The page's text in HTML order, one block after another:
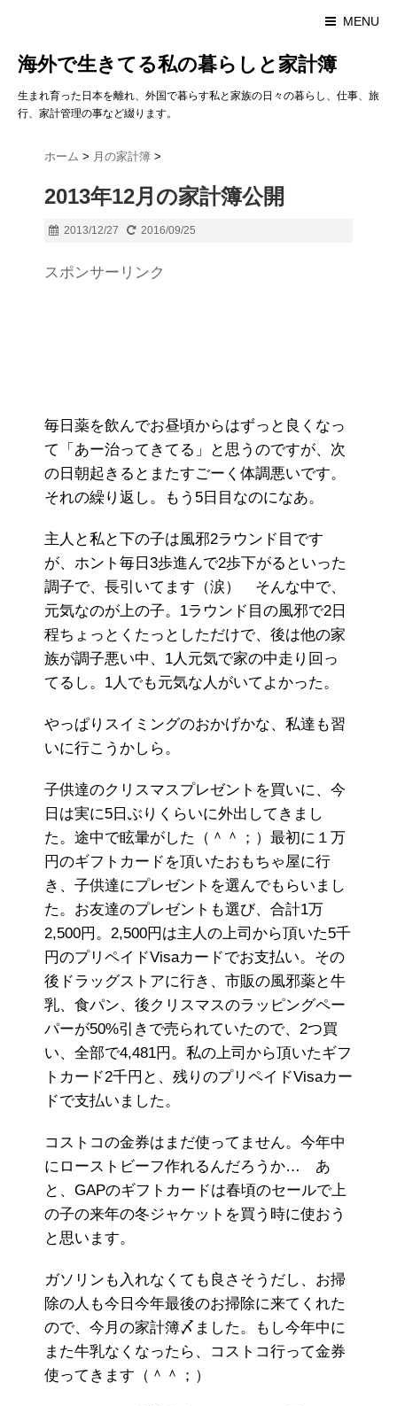
MENU
海外で生きてる私の暮らしと家計簿
生まれ育った日本を離れ、外国で暮らす私と家族の日々の暮らし、仕事、旅
行、家計管理の事など綴ります。
ホーム > 月の家計簿 >
2013年12月の家計簿公開
2013/12/27 2016/09/25
スポンサーリンク
毎日薬を飲んでお昼頃からはずっと良くなっ
て「あー治ってきてる」と思うのですが、次
の日朝起きるとまたすごーく体調悪いです。
それの繰り返し。もう5日目なのになあ。
主人と私と下の子は風邪2ラウンド目です
が、ホント毎日3歩進んで2歩下がるといった
調子で、長引いてます（涙） そんな中で、
元気なのが上の子。1ラウンド目の風邪で2日
程ちょっとくたっとしただけで、後は他の家
族が調子悪い中、1人元気で家の中走り回っ
てるし。1人でも元気な人がいてよかった。
やっぱりスイミングのおかげかな、私達も習
いに行こうかしら。
子供達のクリスマスプレゼントを買いに、今
日は実に5日ぶりくらいに外出してきまし
た。途中で眩暈がした（＾＾；）最初に１万
円のギフトカードを頂いたおもちゃ屋に行
き、子供達にプレゼントを選んでもらいまし
た。お友達のプレゼントも選び、合計1万
2,500円。2,500円は主人の上司から頂いた5千
円のプリペイドVisaカードでお支払い。その
後ドラッグストアに行き、市販の風邪薬と牛
乳、食パン、後クリスマスのラッピングペー
パーが50%引きで売られていたので、2つ買
い、全部で4,481円。私の上司から頂いたギフ
トカード2千円と、残りのプリペイドVisaカー
ドで支払いました。
コストコの金券はまだ使ってません。今年中
にローストビーフ作れるんだろうか… あ
と、GAPのギフトカードは春頃のセールで上
の子の来年の冬ジャケットを買う時に使おう
と思います。
ガソリンも入れなくても良さそうだし、お掃
除の人も今日今年最後のお掃除に来てくれた
ので、今月の家計簿〆ました。もし今年中に
また牛乳なくなったら、コストコ行って金券
使ってきます（＾＾；）